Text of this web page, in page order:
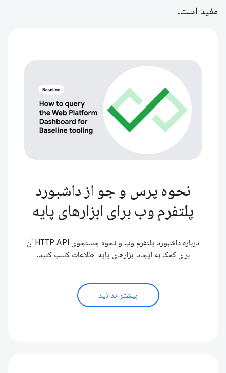
مفید است.
نحوه پرس و جو از داشبورد
پلتفرم وب برای ابزارهای پایه
درباره داشبورد پلتفرم وب و نحوه جستجوی HTTP API آن
برای کمک به ایجاد ابزارهای پایه اطلاعات کسب کنید.
بیشتر بدانید